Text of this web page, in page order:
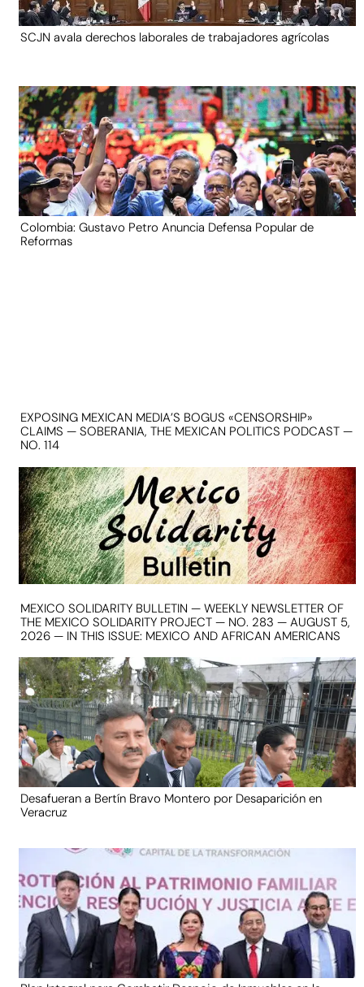
SCJN avala derechos laborales de trabajadores agrícolas
Colombia: Gustavo Petro Anuncia Defensa Popular de
Reformas
EXPOSING MEXICAN MEDIA’S BOGUS «CENSORSHIP»
CLAIMS — SOBERANIA, THE MEXICAN POLITICS PODCAST —
NO. 114
MEXICO SOLIDARITY BULLETIN — WEEKLY NEWSLETTER OF
THE MEXICO SOLIDARITY PROJECT — NO. 283 — AUGUST 5,
2026 — IN THIS ISSUE: MEXICO AND AFRICAN AMERICANS
Desafueran a Bertín Bravo Montero por Desaparición en
Veracruz